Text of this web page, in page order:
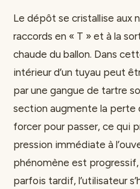
Le dépôt se cristallise aux
raccords en « T » et à la
chaude du ballon. Dans
intérieur d’un tuyau peut
par une gangue de tartre
section augmente la perte
forcer pour passer, ce qui
pression immédiate à
phénomène est
parfois tardif, l’utilisateur